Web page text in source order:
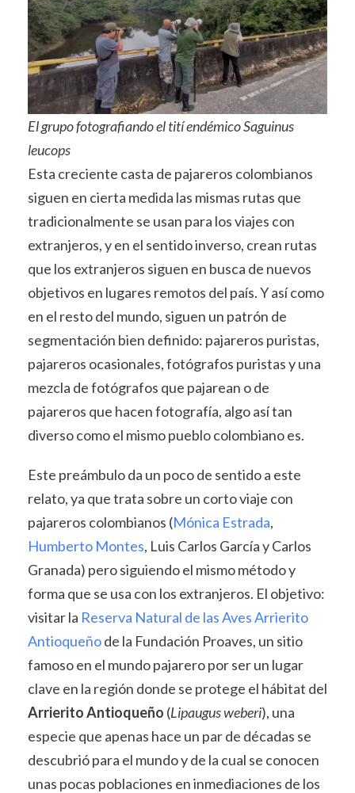
El grupo fotografiando el tití endémico Saguinus
leucops
Esta creciente casta de pajareros colombianos
siguen en cierta medida las mismas rutas que
tradicionalmente se usan para los viajes con
extranjeros, y en el sentido inverso, crean rutas
que los extranjeros siguen en busca de nuevos
objetivos en lugares remotos del país. Y así como
en el resto del mundo, siguen un patrón de
segmentación bien definido: pajareros puristas,
pajareros ocasionales, fotógrafos puristas y una
mezcla de fotógrafos que pajarean o de
pajareros que hacen fotografía, algo así tan
diverso como el mismo pueblo colombiano es.
Este preámbulo da un poco de sentido a este
relato, ya que trata sobre un corto viaje con
pajareros colombianos (Mónica Estrada,
Humberto Montes, Luis Carlos García y Carlos
Granada) pero siguiendo el mismo método y
forma que se usa con los extranjeros. El objetivo:
visitar la Reserva Natural de las Aves Arrierito
Antioqueñode la Fundación Proaves, un sitio
famoso en el mundo pajarero por ser un lugar
clave en la región donde se protege el hábitat del
Arrierito Antioqueño (Lipaugus weberi), una
especie que apenas hace un par de décadas se
descubrió para el mundo y de la cual se conocen
unas pocas poblaciones en inmediaciones de los